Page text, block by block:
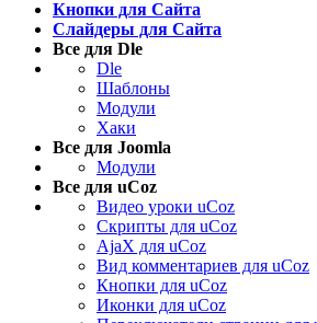
Кнопки для Сайта
Слайдеры для Сайта
Все для Dle
Dle
Шаблоны
Модули
Хаки
Все для Joomla
Модули
Все для uCoz
Видео уроки uCoz
Скрипты для uCoz
AjaX для uCoz
Вид комментариев для uCoz
Кнопки для uCoz
Иконки для uCoz